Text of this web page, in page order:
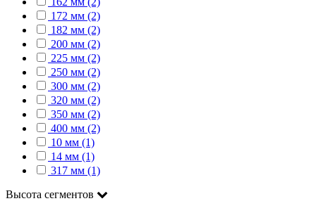
172 мм (2)
182 мм (2)
200 мм (2)
225 мм (2)
250 мм (2)
300 мм (2)
320 мм (2)
350 мм (2)
400 мм (2)
10 мм (1)
14 мм (1)
317 мм (1)
Высота сегментов